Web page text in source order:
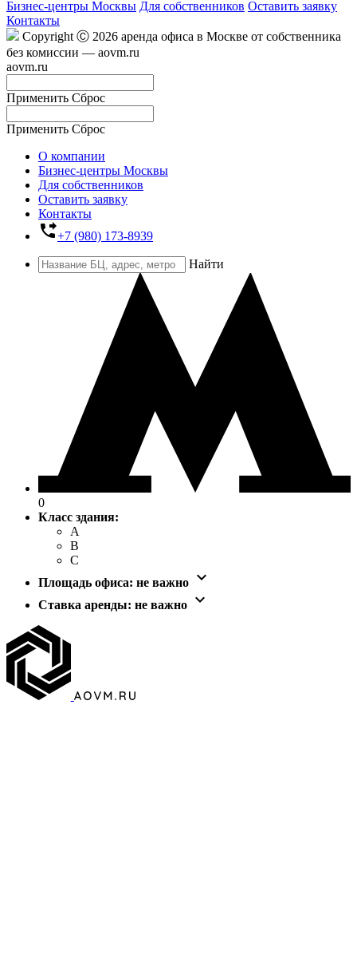
Бизнес-центры Москвы Для собственников Оставить заявку
Контакты
Copyright Ⓒ 2026 аренда офиса в Москве от собственника
без комиссии — aovm.ru
aovm.ru
Применить Сброс
Применить Сброс
О компании
Бизнес-центры Москвы
Для собственников
Оставить заявку
Контакты
phone_forwarded+7 (980) 173-8939
Найти
0
Класс здания:
A
B
C
Площадь офиса: не важно 
Ставка аренды: не важно 